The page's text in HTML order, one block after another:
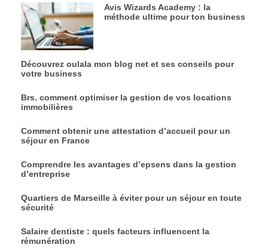
Avis Wizards Academy : la
méthode ultime pour ton business
Découvrez oulala mon blog net et ses conseils pour
votre business
Brs. comment optimiser la gestion de vos locations
immobilières
Comment obtenir une attestation d’accueil pour un
séjour en France
Comprendre les avantages d’epsens dans la gestion
d’entreprise
Quartiers de Marseille à éviter pour un séjour en toute
sécurité
Salaire dentiste : quels facteurs influencent la
rémunération